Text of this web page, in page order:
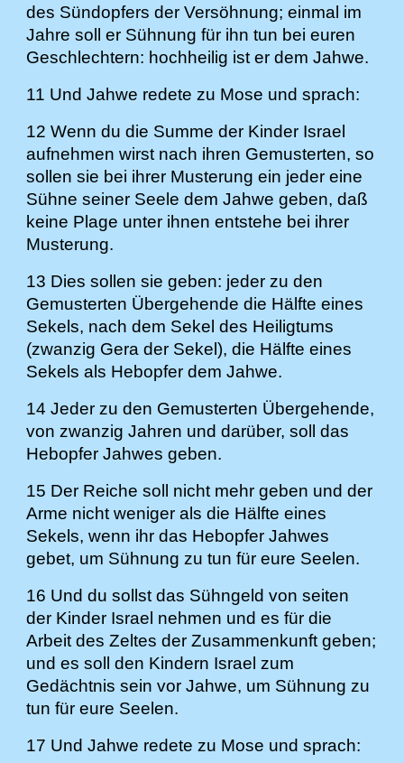
des Sündopfers der Versöhnung; einmal im
Jahre soll er Sühnung für ihn tun bei euren
Geschlechtern: hochheilig ist er dem Jahwe.
11 Und Jahwe redete zu Mose und sprach:
12 Wenn du die Summe der Kinder Israel
aufnehmen wirst nach ihren Gemusterten, so
sollen sie bei ihrer Musterung ein jeder eine
Sühne seiner Seele dem Jahwe geben, daß
keine Plage unter ihnen entstehe bei ihrer
Musterung.
13 Dies sollen sie geben: jeder zu den
Gemusterten Übergehende die Hälfte eines
Sekels, nach dem Sekel des Heiligtums
(zwanzig Gera der Sekel), die Hälfte eines
Sekels als Hebopfer dem Jahwe.
14 Jeder zu den Gemusterten Übergehende,
von zwanzig Jahren und darüber, soll das
Hebopfer Jahwes geben.
15 Der Reiche soll nicht mehr geben und der
Arme nicht weniger als die Hälfte eines
Sekels, wenn ihr das Hebopfer Jahwes
gebet, um Sühnung zu tun für eure Seelen.
16 Und du sollst das Sühngeld von seiten
der Kinder Israel nehmen und es für die
Arbeit des Zeltes der Zusammenkunft geben;
und es soll den Kindern Israel zum
Gedächtnis sein vor Jahwe, um Sühnung zu
tun für eure Seelen.
17 Und Jahwe redete zu Mose und sprach: